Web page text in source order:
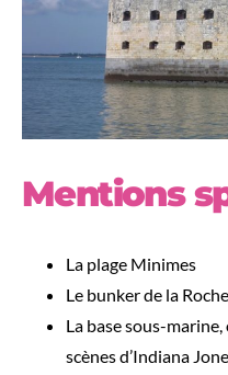
Mentions
La plage Minimes
Le bunker de la
La base sous-
scènes d’Indiana